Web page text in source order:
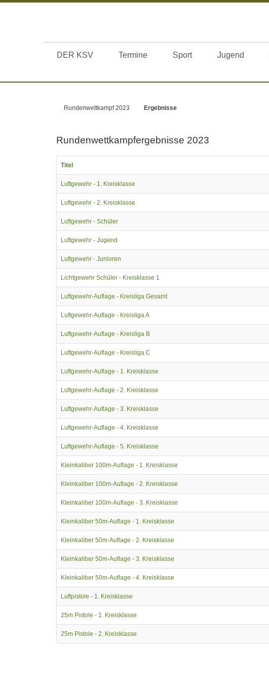
DER KSV Termine Sport Jugend
Rundenwettkampf 2023 Ergebnisse
Rundenwettkampfergebnisse 2023
Titel
Luftgewehr - 1. Kreisklasse
Luftgewehr - 2. Kreisklasse
Luftgewehr - Schüler
Luftgewehr - Jugend
Luftgewehr - Junioren
Lichtgewehr Schüler - Kreisklasse 1
Luftgewehr-Auflage - Kreisliga Gesamt
Luftgewehr-Auflage - Kreisliga A
Luftgewehr-Auflage - Kreisliga B
Luftgewehr-Auflage - Kreisliga C
Luftgewehr-Auflage - 1. Kreisklasse
Luftgewehr-Auflage - 2. Kreisklasse
Luftgewehr-Auflage - 3. Kreisklasse
Luftgewehr-Auflage - 4. Kreisklasse
Luftgewehr-Auflage - 5. Kreisklasse
Kleinkaliber 100m-Auflage - 1. Kreisklasse
Kleinkaliber 100m-Auflage - 2. Kreisklasse
Kleinkaliber 100m-Auflage - 3. Kreisklasse
Kleinkaliber 50m-Auflage - 1. Kreisklasse
Kleinkaliber 50m-Auflage - 2. Kreisklasse
Kleinkaliber 50m-Auflage - 3. Kreisklasse
Kleinkaliber 50m-Auflage - 4. Kreisklasse
Luftpistole - 1. Kreisklasse
25m Pistole - 1. Kreisklasse
25m Pistole - 2. Kreisklasse